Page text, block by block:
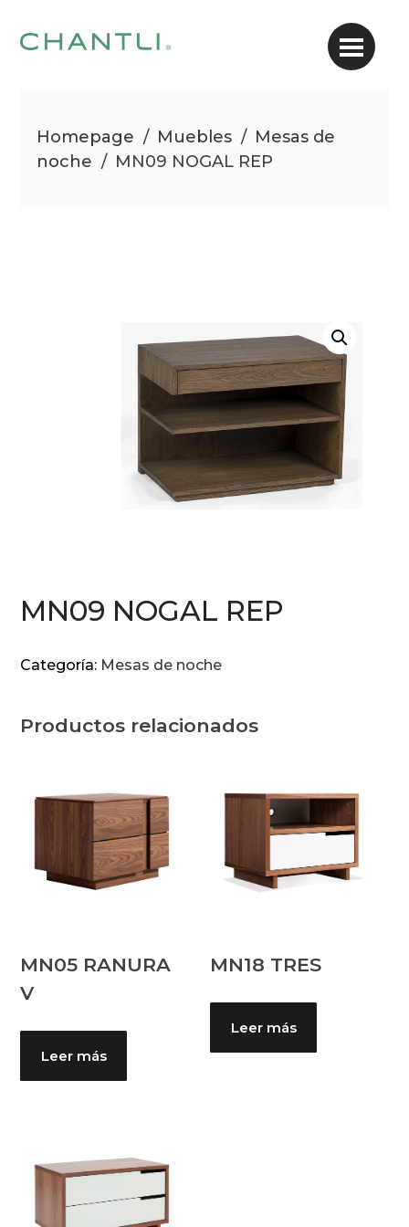
Homepage / Muebles / Mesas de
noche / MN09 NOGAL REP
MN09 NOGAL REP
Categoría: Mesas de noche
Productos relacionados
MN05 RANURA
V
Leer más
MN18 TRES
Leer más